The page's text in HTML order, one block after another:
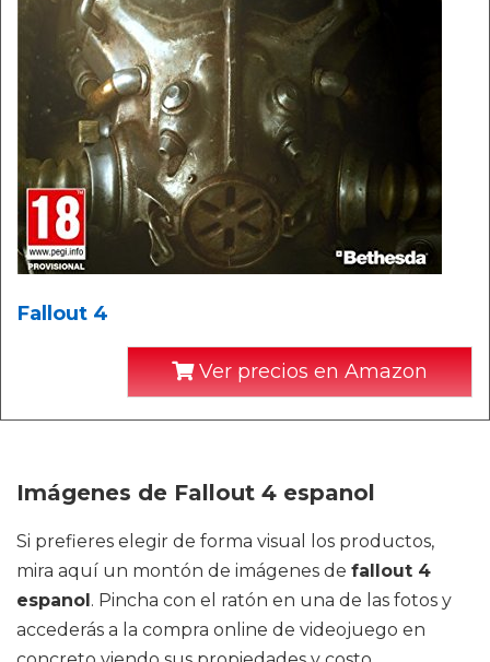
Fallout 4
Ver precios en Amazon
Imágenes de Fallout 4 espanol
Si prefieres elegir de forma visual los productos,
mira aquí un montón de imágenes de fallout 4
espanol. Pincha con el ratón en una de las fotos y
accederás a la compra online de videojuego en